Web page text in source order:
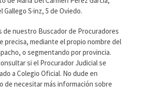
S·inz, 5 de Oviedo.
de nuestro Buscador de Procuradores
precisa, mediante el propio nombre del
o segmentando por provincia.
si el Procurador Judicial se
a Colegio Oficial. No dude en
de necesitar más información sobre